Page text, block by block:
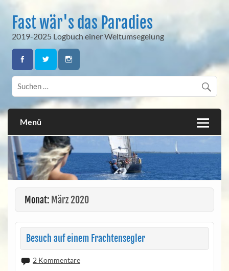
contentFast wär's das Paradies
2019-2025 Logbuch einer Weltumsegelung
Menü
Monat: März 2020
Besuch auf einem Frachtensegler
2 Kommentare